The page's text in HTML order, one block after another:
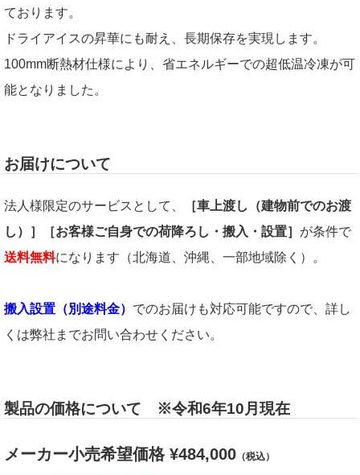
ております。
ドライアイスの昇華にも耐え、長期保存を実現します。
100mm断熱材仕様により、省エネルギーでの超低温冷凍が可
能となりました。
お届けについて
法人様限定のサービスとして、
［車上渡し（建物前でのお渡
し）］［お客様ご自身での荷降ろし・搬入・設置］ が条件で
送料無料になります（北海道、沖縄、一部地域除く）。
搬入設置（別途料金） でのお届けも対応可能ですので、詳し
くは弊社までお問い合わせください。
製品の価格について ※令和6年10月現在
メーカー小売希望価格 ¥484,000 （税込）